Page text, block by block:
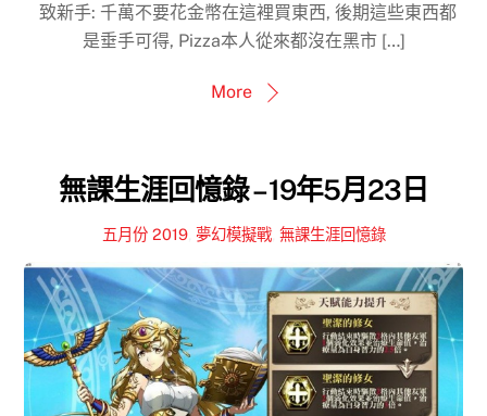
致新手: 千萬不要花金幣在這裡買東西, 後期這些東西都
是垂手可得, Pizza本人從來都沒在黑市 […]
More
無課生涯回憶錄 – 19年5月23日
五月份 2019, 夢幻模擬戰, 無課生涯回憶錄